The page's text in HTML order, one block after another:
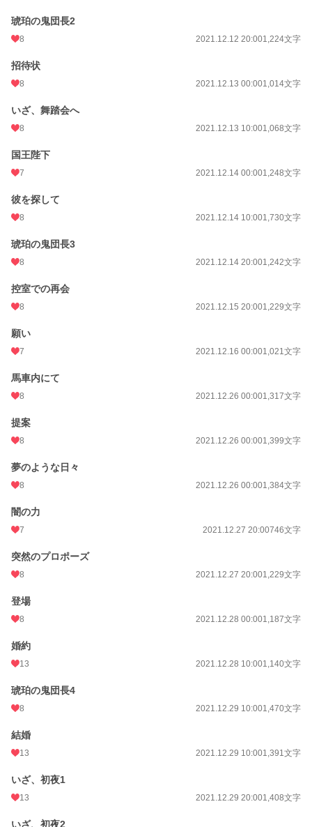
琥珀の鬼団長2
8 2021.12.12 20:001,224文字
招待状
8 2021.12.13 00:001,014文字
いざ、舞踏会へ
8 2021.12.13 10:001,068文字
国王陛下
7 2021.12.14 00:001,248文字
彼を探して
8 2021.12.14 10:001,730文字
琥珀の鬼団長3
8 2021.12.14 20:001,242文字
控室での再会
8 2021.12.15 20:001,229文字
願い
7 2021.12.16 00:001,021文字
馬車内にて
8 2021.12.26 00:001,317文字
提案
8 2021.12.26 00:001,399文字
夢のような日々
8 2021.12.26 00:001,384文字
闇の力
7 2021.12.27 20:00746文字
突然のプロポーズ
8 2021.12.27 20:001,229文字
登場
8 2021.12.28 00:001,187文字
婚約
13 2021.12.28 10:001,140文字
琥珀の鬼団長4
8 2021.12.29 10:001,470文字
結婚
13 2021.12.29 10:001,391文字
いざ、初夜1
13 2021.12.29 20:001,408文字
いざ、初夜2